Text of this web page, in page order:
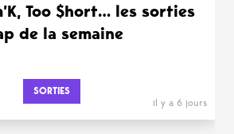
Too $hort… les sorties
de la semaine
SORTIES
il y a 6 jours